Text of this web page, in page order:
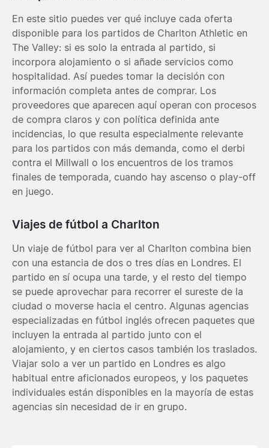
En este sitio puedes ver qué incluye cada oferta
disponible para los partidos de Charlton Athletic en
The Valley: si es solo la entrada al partido, si
incorpora alojamiento o si añade servicios como
hospitalidad. Así puedes tomar la decisión con
información completa antes de comprar. Los
proveedores que aparecen aquí operan con procesos
de compra claros y con política definida ante
incidencias, lo que resulta especialmente relevante
para los partidos con más demanda, como el derbi
contra el Millwall o los encuentros de los tramos
finales de temporada, cuando hay ascenso o play-off
en juego.
Viajes de fútbol a Charlton
Un viaje de fútbol para ver al Charlton combina bien
con una estancia de dos o tres días en Londres. El
partido en sí ocupa una tarde, y el resto del tiempo
se puede aprovechar para recorrer el sureste de la
ciudad o moverse hacia el centro. Algunas agencias
especializadas en fútbol inglés ofrecen paquetes que
incluyen la entrada al partido junto con el
alojamiento, y en ciertos casos también los traslados.
Viajar solo a ver un partido en Londres es algo
habitual entre aficionados europeos, y los paquetes
individuales están disponibles en la mayoría de estas
agencias sin necesidad de ir en grupo.